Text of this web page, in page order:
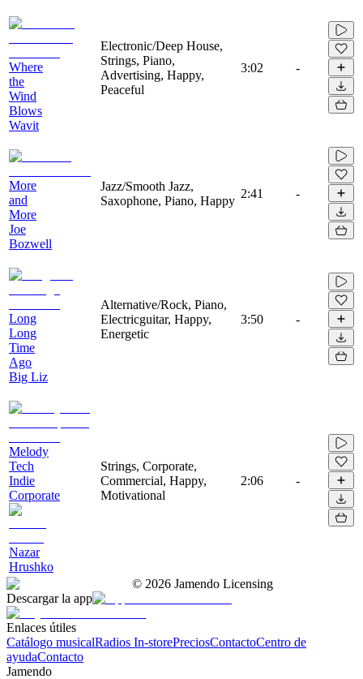
Where
the
Wind
Blows
Wavit
Electronic/Deep House,
Strings, Piano,
Advertising, Happy,
Peaceful
3:02 -
More
and
More
Joe
Bozwell
Jazz/Smooth Jazz,
Saxophone, Piano, Happy
2:41 -
Long
Long
Time
Ago
Big Liz
Alternative/Rock, Piano,
Electricguitar, Happy,
Energetic
3:50 -
Melody
Tech
Indie
Corporate
Nazar
Hrushko
Strings, Corporate,
Commercial, Happy,
Motivational
2:06 -
© 2026 Jamendo Licensing
Descargar la app
Enlaces útiles
Catálogo musicalRadios In-storePreciosContactoCentro de
ayudaContacto
Jamendo